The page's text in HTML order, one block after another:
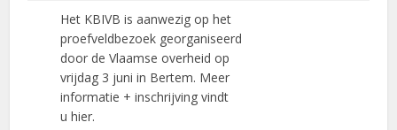
Het KBIVB is aanwezig op het
proefveldbezoek georganiseerd
door de Vlaamse overheid op
vrijdag 3 juni in Bertem. Meer
informatie + inschrijving vindt
u hier.